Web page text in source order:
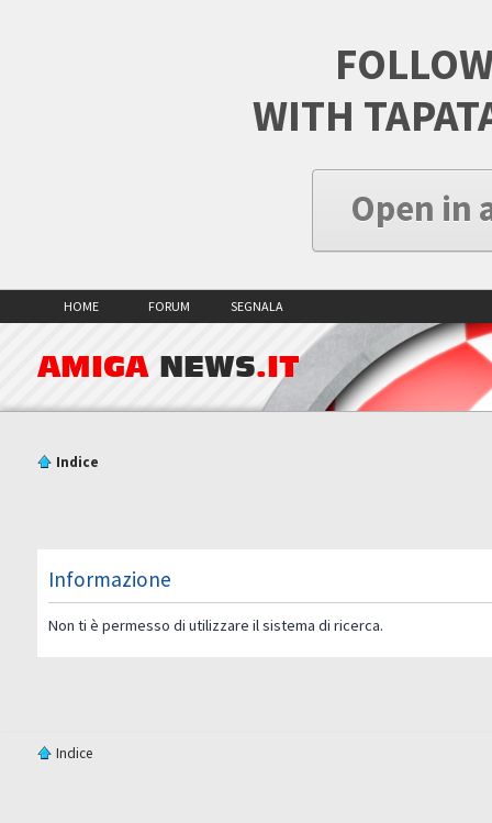
WITH
Open in
HOME FORUM SEGNALA
AMIGA NEWS.IT
Indice
Informazione
Non ti è permesso di utilizzare il sistema di ricerca.
Indice